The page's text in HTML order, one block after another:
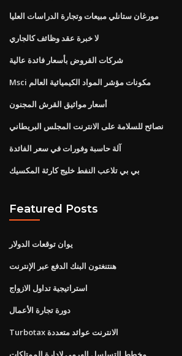
مورغان ستانلي مبيعات وتجارة الدراسات العليا
لا خبرة عقد وظائف كالجاري
شركات القروض بأسعار فائدة عالية
Msci مكونات مؤشر المواد الكيميائية العالم
أسعار مواثيق القرش المجنون
نصائح للسلامة على الانترنت المجلس البريطاني
آلة حاسبة وفورات في سعر الفائدة
بي بي تلاعب النفط خليج كارثة المكسيك
Featured Posts
يوان توقعات الدولار
هنتنغتون البنك الدفع عبر الإنترنت
استراتيجية تداول الازواج
دورة تجارة الأعمال
Turbotax الانترنت عوائد متعددة